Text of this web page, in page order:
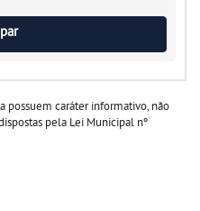
possuem caráter informativo, não
pela Lei Municipal nº